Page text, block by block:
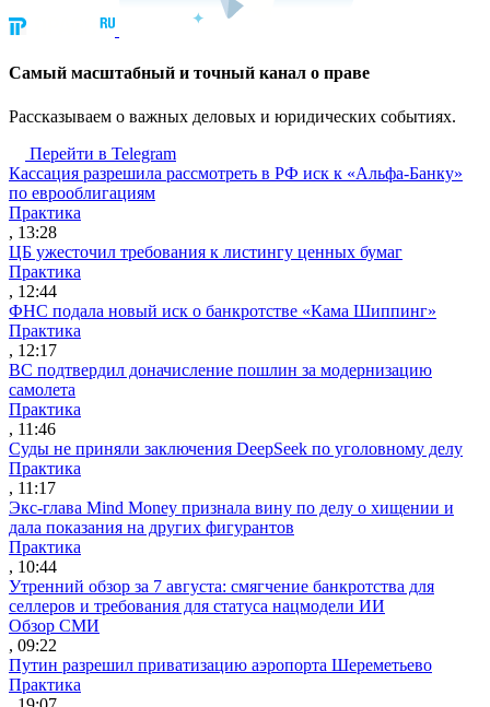
Cамый масштабный и точный канал о праве
Рассказываем о важных деловых и юридических событиях.
Перейти в Telegram
Кассация разрешила рассмотреть в РФ иск к «Альфа-Банку»
по еврооблигациям
Практика
, 13:28
ЦБ ужесточил требования к листингу ценных бумаг
Практика
, 12:44
ФНС подала новый иск о банкротстве «Кама Шиппинг»
Практика
, 12:17
ВС подтвердил доначисление пошлин за модернизацию
самолета
Практика
, 11:46
Суды не приняли заключения DeepSeek по уголовному делу
Практика
, 11:17
Экс-глава Mind Money признала вину по делу о хищении и
дала показания на других фигурантов
Практика
, 10:44
Утренний обзор за 7 августа: смягчение банкротства для
селлеров и требования для статуса нацмодели ИИ
Обзор СМИ
, 09:22
Путин разрешил приватизацию аэропорта Шереметьево
Практика